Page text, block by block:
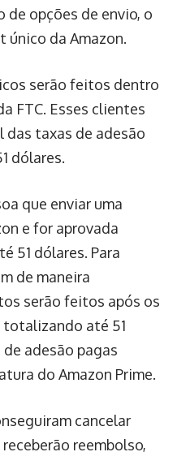
de opções de envio, o
único da Amazon.
serão feitos dentro
FTC. Esses clientes
taxas de adesão
dólares.
que enviar uma
e for aprovada
51 dólares. Para
de maneira
serão feitos após os
até 51
adesão pagas
do Amazon Prime.
cancelar
reembolso,